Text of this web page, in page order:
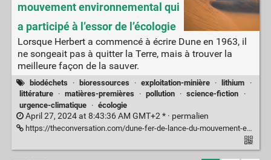
mouvement environnemental qui
a participé à l’essor de l’écologie
Lorsque Herbert a commencé à écrire Dune en 1963, il
ne songeait pas à quitter la Terre, mais à trouver la
meilleure façon de la sauver.
biodéchets · bioressources · exploitation-minière · lithium
·
littérature
· matières-premières · pollution · science-fiction
·
urgence-climatique
· écologie
April 27, 2024 at 8:43:36 AM GMT+2 * · permalien
https://theconversation.com/dune-fer-de-lance-du-mouvement-environnemental-qui-a-participe-a-lessor-de-lecologie-226078